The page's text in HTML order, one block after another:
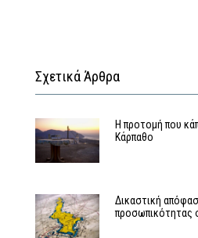
Σχετικά Άρθρα
Η προτομή που
Κάρπαθο
Δικαστική
προσωπικότητας